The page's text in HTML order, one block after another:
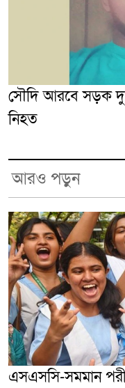
সৌদি আরবে সড়ক
নিহত
আরও পড়ুন
এসএসসি-সমমান